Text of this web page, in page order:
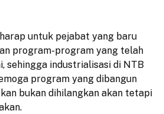
untuk pejabat yang baru
program-program yang telah
sehingga industrialisasi di NTB
program yang dibangun
bukan dihilangkan akan tetapi